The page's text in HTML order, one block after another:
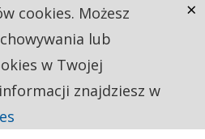
cookies. Możesz
lub
w Twojej
znajdziesz w
×